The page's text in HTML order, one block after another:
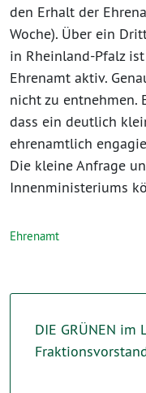
den Erhalt der
Woche). Über ein
in Rheinland-Pfalz
Ehrenamt aktiv.
nicht zu entnehmen.
dass ein deutlich
ehrenamtlich
Die kleine Anfrage
Innenministeriums
Ehrenamt
DIE GRÜNEN im